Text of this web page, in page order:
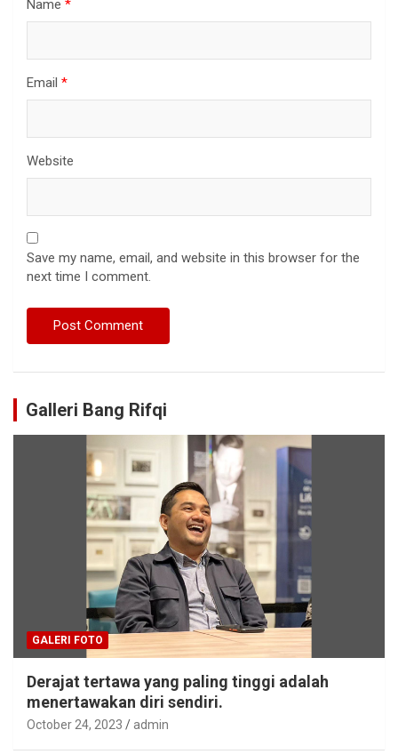
Name *
Email *
Website
Save my name, email, and website in this browser for the
next time I comment.
Galleri Bang Rifqi
GALERI FOTO
Derajat tertawa yang paling tinggi adalah
menertawakan diri sendiri.
October 24, 2023 admin